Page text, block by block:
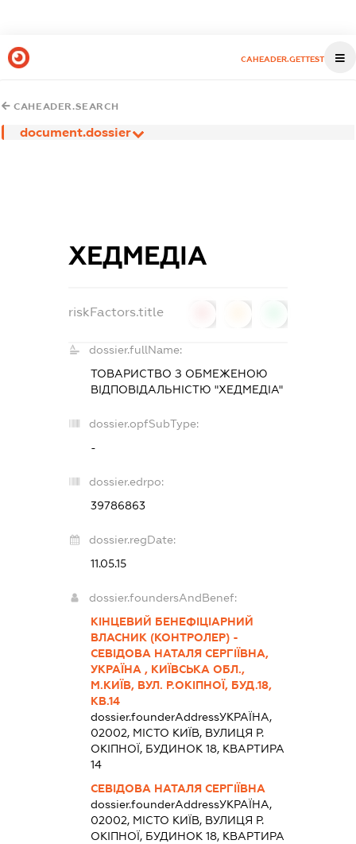
CAHEADER.GETTEST
CAHEADER.SEARCH
document.dossier
ХЕДМЕДІА
riskFactors.title
dossier.fullName:
ТОВАРИСТВО З ОБМЕЖЕНОЮ
ВІДПОВІДАЛЬНІСТЮ "ХЕДМЕДІА"
dossier.opfSubType:
-
dossier.edrpo:
39786863
dossier.regDate:
11.05.15
dossier.foundersAndBenef:
КІНЦЕВИЙ БЕНЕФІЦІАРНИЙ
ВЛАСНИК (КОНТРОЛЕР) -
СЕВІДОВА НАТАЛЯ СЕРГІЇВНА,
УКРАЇНА , КИЇВСЬКА ОБЛ.,
М.КИЇВ, ВУЛ. Р.ОКІПНОЇ, БУД.18,
КВ.14
dossier.founderAddressУКРАЇНА,
02002, МІСТО КИЇВ, ВУЛИЦЯ Р.
ОКІПНОЇ, БУДИНОК 18, КВАРТИРА
14
СЕВІДОВА НАТАЛЯ СЕРГІЇВНА
dossier.founderAddressУКРАЇНА,
02002, МІСТО КИЇВ, ВУЛИЦЯ Р.
ОКІПНОЇ, БУДИНОК 18, КВАРТИРА